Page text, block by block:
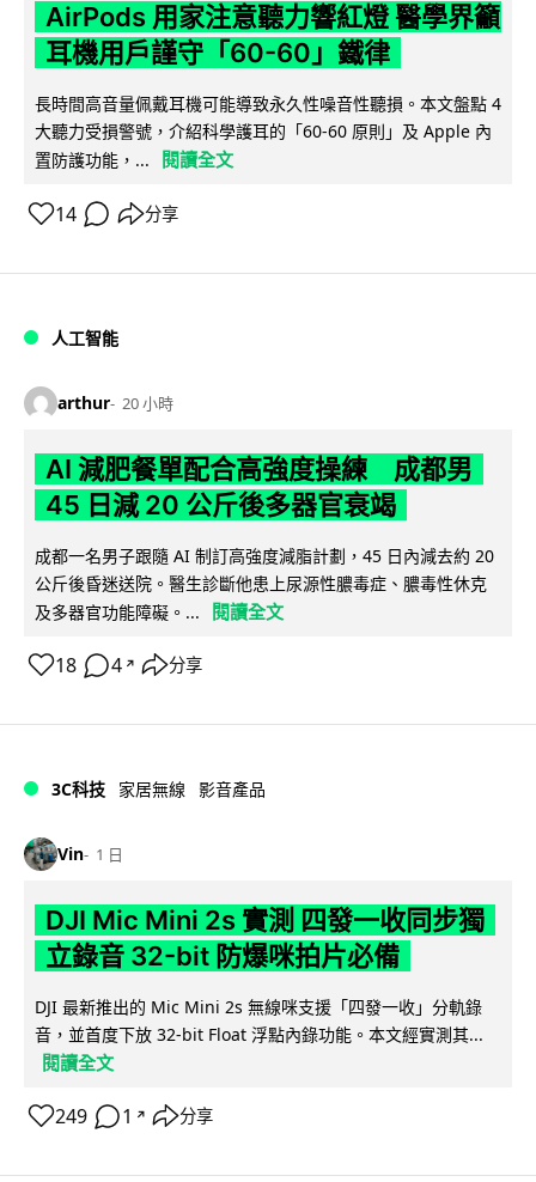
AirPods 用家注意聽力響紅燈 醫學界籲
耳機用戶謹守「60-60」鐵律
長時間高音量佩戴耳機可能導致永久性噪音性聽損。本文盤點 4
大聽力受損警號，介紹科學護耳的「60-60 原則」及 Apple 內
置防護功能，...
閱讀全文
14 分享
人工智能
arthur 20 小時
AI 減肥餐單配合高強度操練 成都男
45 日減 20 公斤後多器官衰竭
成都一名男子跟隨 AI 制訂高強度減脂計劃，45 日內減去約 20
公斤後昏迷送院。醫生診斷他患上尿源性膿毒症、膿毒性休克
及多器官功能障礙。...
閱讀全文
18 4 ↗ 分享
3C科技 家居無線 影音產品
Vin 1 日
DJI Mic Mini 2s 實測 四發一收同步獨
立錄音 32-bit 防爆咪拍片必備
DJI 最新推出的 Mic Mini 2s 無線咪支援「四發一收」分軌錄
音，並首度下放 32-bit Float 浮點內錄功能。本文經實測其...
閱讀全文
249 1 ↗ 分享